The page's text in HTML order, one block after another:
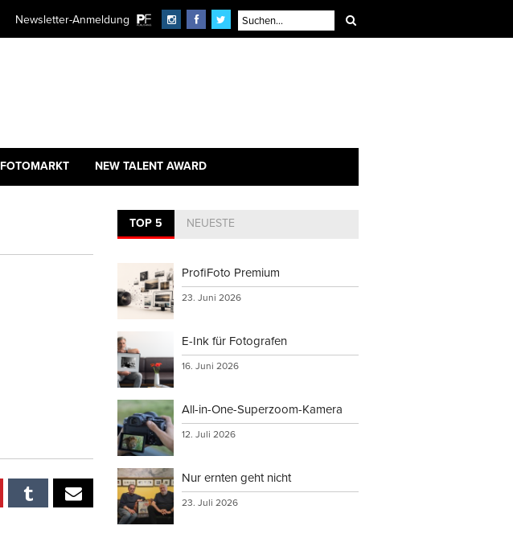
Newsletter-Anmeldung
FOTOMARKT NEW TALENT AWARD
TOP 5 NEUESTE
ProfiFoto Premium
23. Juni 2026
E-Ink für Fotografen
16. Juni 2026
All-in-One-Superzoom-Kamera
12. Juli 2026
Nur ernten geht nicht
23. Juli 2026